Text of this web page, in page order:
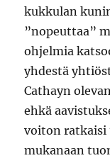
kukkulan
”nopeuttaa”
ohjelmia
yhdestä
Cathayn
ehkä
voiton ratkaisi
mukanaan